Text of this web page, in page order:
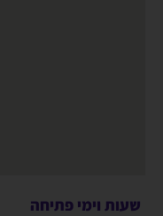
שעות וימי פתיחה